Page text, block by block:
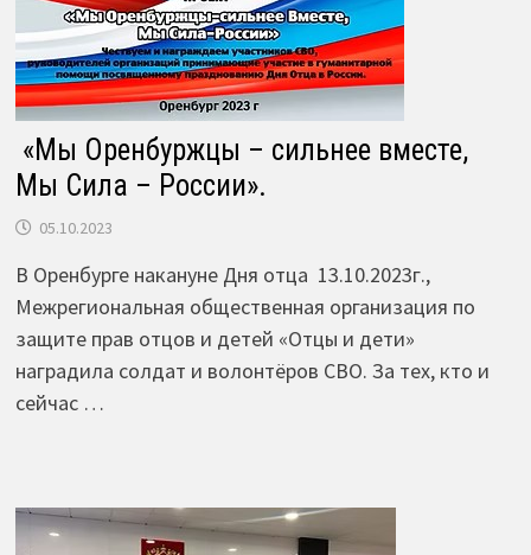
«Мы Оренбуржцы – сильнее вместе,
Мы Сила – России».
05.10.2023
В Оренбурге накануне Дня отца 13.10.2023г.,
Межрегиональная общественная организация по
защите прав отцов и детей «Отцы и дети»
наградила солдат и волонтёров СВО. За тех, кто и
сейчас …